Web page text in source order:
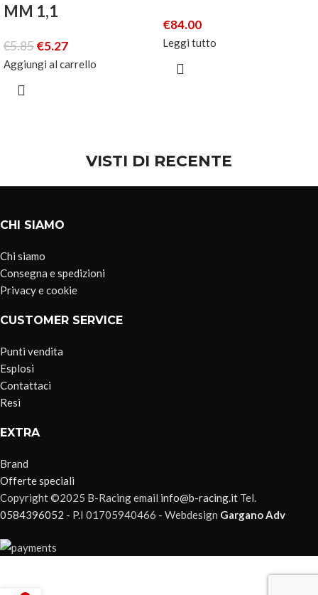
MM 1,1
€5.85€5.27
Aggiungi al carrello
€84.00
Leggi tutto
VISTI DI RECENTE
CHI SIAMO
Chi siamo
Consegna e spedizioni
Privacy e cookie
CUSTOMER SERVICE
Punti vendita
Esplosi
Contattaci
Resi
EXTRA
Brand
Offerte speciali
Copyright ©2025 B-Racing email info@b-racing.it Tel.
0584396052 - P.I 01705940466 - Webdesign Gargano Adv